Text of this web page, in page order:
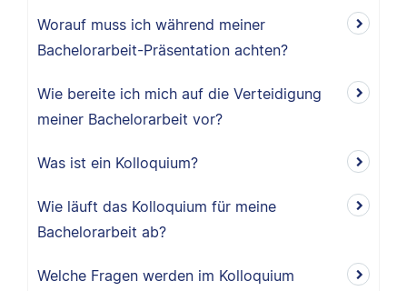
Worauf muss ich während meiner
Bachelorarbeit-Präsentation achten?
Wie bereite ich mich auf die Verteidigung
meiner Bachelorarbeit vor?
Was ist ein Kolloquium?
Wie läuft das Kolloquium für meine
Bachelorarbeit ab?
Welche Fragen werden im Kolloquium